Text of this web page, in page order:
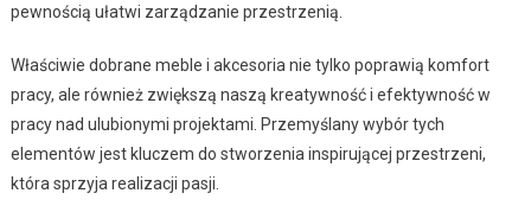
pewnością ułatwi zarządzanie przestrzenią.
Właściwie dobrane meble i akcesoria nie tylko poprawią komfort
pracy, ale również zwiększą naszą kreatywność i efektywność w
pracy nad ulubionymi projektami. Przemyślany wybór tych
elementów jest kluczem do stworzenia inspirującej przestrzeni,
która sprzyja realizacji pasji.